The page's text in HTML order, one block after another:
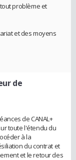
problème et
et des moyens
de
de CANAL+
toute l'étendu du
à la
du contrat et
et le retour des